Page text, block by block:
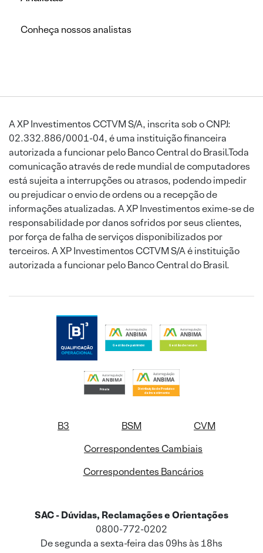
Conheça nossos analistas
A XP Investimentos CCTVM S/A, inscrita sob o CNPJ:
02.332.886/0001-04, é uma instituição financeira
autorizada a funcionar pelo Banco Central do Brasil.Toda
comunicação através de rede mundial de computadores
está sujeita a interrupções ou atrasos, podendo impedir
ou prejudicar o envio de ordens ou a recepção de
informações atualizadas. A XP Investimentos exime-se de
responsabilidade por danos sofridos por seus clientes,
por força de falha de serviços disponibilizados por
terceiros. A XP Investimentos CCTVM S/A é instituição
autorizada a funcionar pelo Banco Central do Brasil.
B3 BSM
CVM
Correspondentes Cambiais
Correspondentes Bancários
SAC - Dúvidas, Reclamações e Orientações
0800-772-0202
De segunda a sexta-feira das 09hs às 18hs